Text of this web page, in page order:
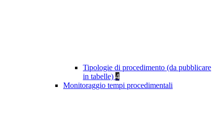
Tipologie di procedimento (da pubblicare
in tabelle) 4
Monitoraggio tempi procedimentali